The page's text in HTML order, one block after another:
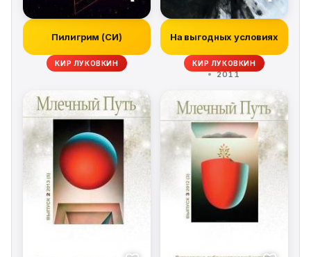
Пилигрим (СИ)
КИР ЛУКОВКИН
На выгодных условиях
КИР ЛУКОВКИН
2011